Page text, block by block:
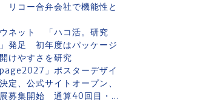
リコー合弁会社で機能性と
ネット 「ハコ活。研究
発足 初年度はパッケージ
けやすさを研究
page2027」ポスターデザイ
定、公式サイトオープン、
募集開始 通算40回目・...